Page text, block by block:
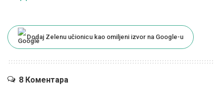
Dodaj Zelenu učionicu kao omiljeni izvor na Google-u
8 Коментара